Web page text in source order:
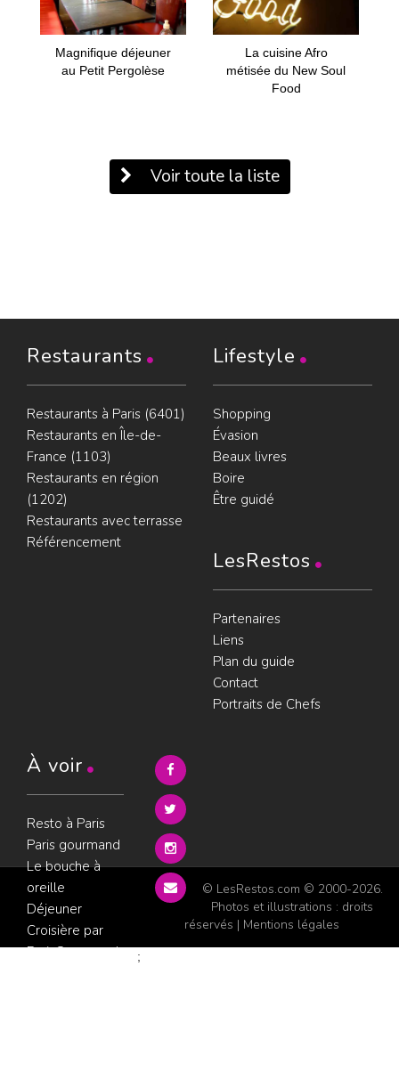
Magnifique déjeuner
au Petit Pergolèse
La cuisine Afro
métisée du New Soul
Food
Voir toute la liste
Restaurants
Restaurants à Paris (6401)
Restaurants en Île-de-
France (1103)
Restaurants en région
(1202)
Restaurants avec terrasse
Référencement
Lifestyle
Shopping
Évasion
Beaux livres
Boire
Être guidé
LesRestos
Partenaires
Liens
Plan du guide
Contact
Portraits de Chefs
À voir
Resto à Paris
Paris gourmand
Le bouche à
oreille
Déjeuner
Croisière par
ParisGourmand
© LesRestos.com © 2000-2026.
Photos et illustrations : droits
réservés | Mentions légales
;